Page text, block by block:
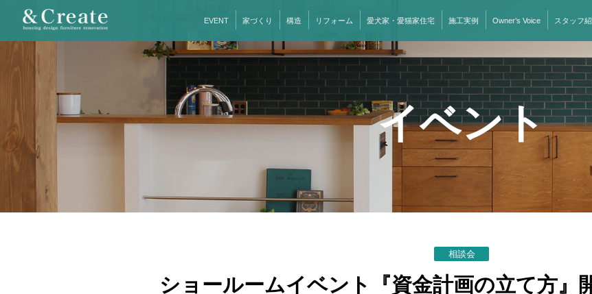
EVENT 家づくり 構造 リフォーム 愛犬家・愛猫家住宅 施工実例 Owner’s Voice スタッフ
イベント
相談会
ショールームイベント『資金計画の立て方』